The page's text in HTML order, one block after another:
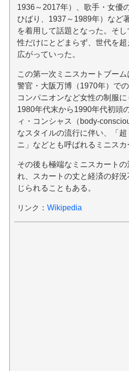
1936～2017年）、歌手・女優
ひばり、1937～1989年）など
を着用して話題となった。そ
性だけにとどまらず、世代を
広がっていった。
この第一次ミニスカートブー
警官・大阪万博（1970年）で
コンパニオンなど女性の制服に
1980年代末から1990年代初頭
ィ・コンシャス（body-
なスタイルの流行に伴い、「超
ニ」などとも呼ばれるミニスカ
その後も極端なミニスカート
れ、スカートの丈と経済の好
じられることもある。
リンク ： Wikipedia